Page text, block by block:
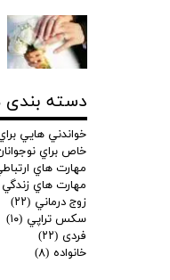
دسته بندی
خواندني هايي
خاص براي
مهارت هاي
مهارت هاي زندگي
زوج درماني (۲۲)
سكس تراپي (۱۰)
فردی (۲۲)
خانواده (۸)